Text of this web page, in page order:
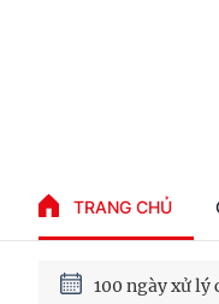
TRANG CHỦ
100 ngày xử lý